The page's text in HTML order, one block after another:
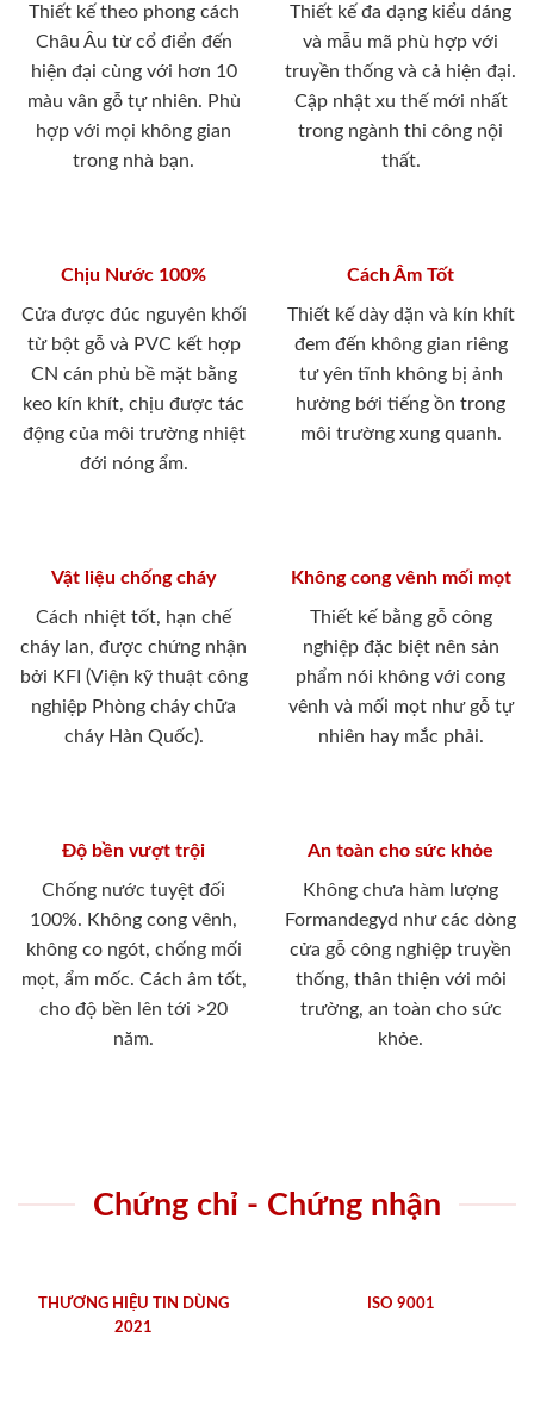
Thiết kế theo phong cách
Châu Âu từ cổ điển đến
hiện đại cùng với hơn 10
màu vân gỗ tự nhiên. Phù
hợp với mọi không gian
trong nhà bạn.
Thiết kế đa dạng kiểu dáng
và mẫu mã phù hợp với
truyền thống và cả hiện đại.
Cập nhật xu thế mới nhất
trong ngành thi công nội
thất.
Chịu Nước 100%
Cửa được đúc nguyên khối
từ bột gỗ và PVC kết hợp
CN cán phủ bề mặt bằng
keo kín khít, chịu được tác
động của môi trường nhiệt
đới nóng ẩm.
Cách Âm Tốt
Thiết kế dày dặn và kín khít
đem đến không gian riêng
tư yên tĩnh không bị ảnh
hưởng bới tiếng ồn trong
môi trường xung quanh.
Vật liệu chống cháy
Cách nhiệt tốt, hạn chế
cháy lan, được chứng nhận
bởi KFI (Viện kỹ thuật công
nghiệp Phòng cháy chữa
cháy Hàn Quốc).
Không cong vênh mối mọt
Thiết kế bằng gỗ công
nghiệp đặc biệt nên sản
phẩm nói không với cong
vênh và mối mọt như gỗ tự
nhiên hay mắc phải.
Độ bền vượt trội
Chống nước tuyệt đối
100%. Không cong vênh,
không co ngót, chống mối
mọt, ẩm mốc. Cách âm tốt,
cho độ bền lên tới >20
năm.
An toàn cho sức khỏe
Không chưa hàm lượng
Formandegyd như các dòng
cửa gỗ công nghiệp truyền
thống, thân thiện với môi
trường, an toàn cho sức
khỏe.
Chứng chỉ - Chứng nhận
THƯƠNG HIỆU TIN DÙNG
2021
ISO 9001